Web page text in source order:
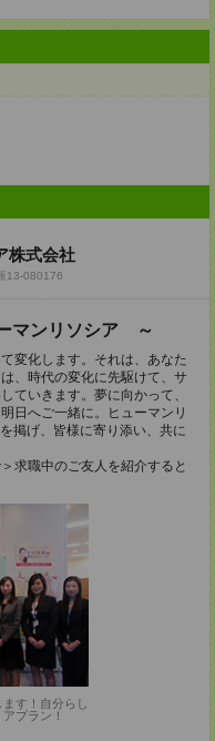
株式会社
13-080176
マンリソシア ～
変化します。それは、あなた
、時代の変化に先駆けて、サ
ていきます。夢に向かって、
日へご一緒に。ヒューマンリ
掲げ、皆様に寄り添い、共に
求職中のご友人を紹介すると
す！自分らし
プラン！